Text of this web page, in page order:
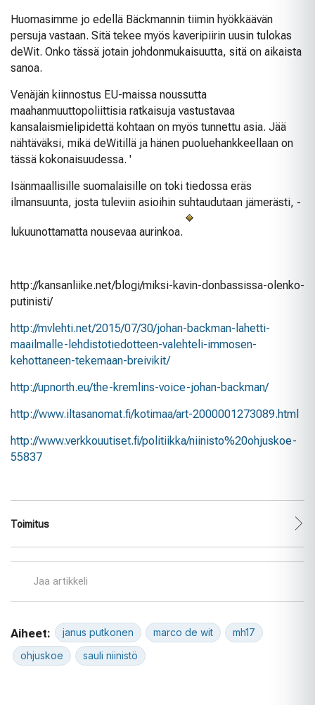
Huomasimme jo edellä Bäckmannin tiimin hyökkäävän
persuja vastaan. Sitä tekee myös kaveripiirin uusin tulokas
deWit. Onko tässä jotain johdonmukaisuutta, sitä on aikaista
sanoa.
Venäjän kiinnostus EU-maissa noussutta
maahanmuuttopoliittisia ratkaisuja vastustavaa
kansalaismielipidettä kohtaan on myös tunnettu asia. Jää
nähtäväksi, mikä deWitillä ja hänen puoluehankkeellaan on
tässä kokonaisuudessa. '
Isänmaallisille suomalaisille on toki tiedossa eräs
ilmansuunta, josta tuleviin asioihin suhtaudutaan jämerästi, -
lukuunottamatta nousevaa aurinkoa.
http://kansanliike.net/blogi/miksi-kavin-donbassissa-olenko-
putinisti/
http://mvlehti.net/2015/07/30/johan-backman-lahetti-
maailmalle-lehdistotiedotteen-valehteli-immosen-
kehottaneen-tekemaan-breivikit/
http://upnorth.eu/the-kremlins-voice-johan-backman/
http://www.iltasanomat.fi/kotimaa/art-2000001273089.html
http://www.verkkouutiset.fi/politiikka/niinisto%20ohjuskoe-
55837
Toimitus
Jaa artikkeli
Aiheet: janus putkonen marco de wit
mh17
ohjuskoe
sauli niinistö